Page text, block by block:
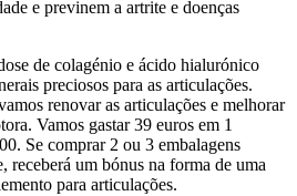
e previnem a artrite e doenças
de colagénio e ácido hialurónico
preciosos para as articulações.
renovar as articulações e melhorar
Vamos gastar 39 euros em 1
Se comprar 2 ou 3 embalagens
receberá um bónus na forma de uma
para articulações.